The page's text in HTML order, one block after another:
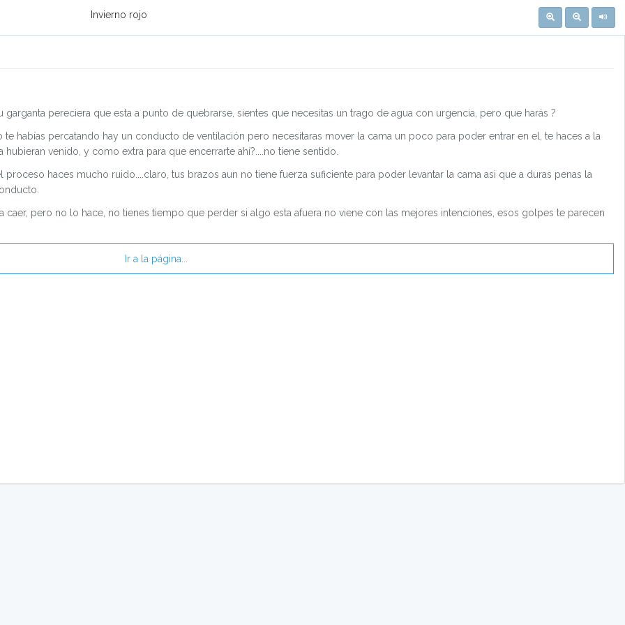
Invierno rojo
pereciera que esta a punto de quebrarse, sientes que necesitas un trago de agua con urgencia, pero que harás ?
habías percatando hay un conducto de ventilación pero necesitaras mover la cama un poco para poder entrar en el, te haces a la
venido, y como extra para que encerrarte ahí?....no tiene sentido.
haces mucho ruido....claro, tus brazos aun no tiene fuerza suficiente para poder levantar la cama asi que a duras penas la
caer, pero no lo hace, no tienes tiempo que perder si algo esta afuera no viene con las mejores intenciones, esos golpes te parecen
Ir a la página...